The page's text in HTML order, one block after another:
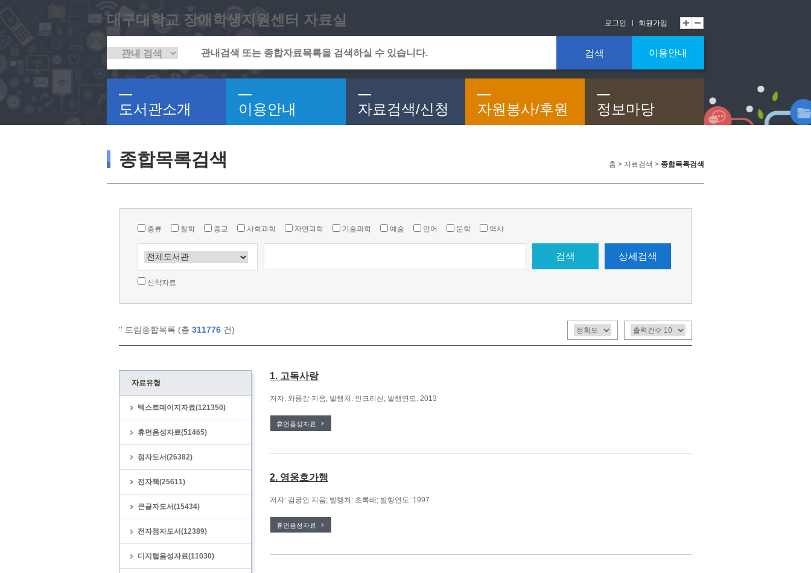
대구대학교 장애학생지원센터 자료실 로그인 회원가입
검색 이용안내
도서관소개 이용안내 자료검색/신청 자원봉사/후원 정보마당
종합목록검색 홈 > 자료검색 > 종합목록검색
총류 철학 종교 사회과학 자연과학 기술과학 예술 언어 문학 역사
검색 상세검색
신착자료
'' 드림종합목록 (총 311776 건)
자료유형
텍스트데이지자료(121350)
휴먼음성자료(51465)
점자도서(26382)
전자책(25611)
큰글자도서(15434)
전자점자도서(12389)
디지털음성자료(11030)
1. 고독사랑
저자: 와룡강 지음; 발행처: 인크리션; 발행연도: 2013
휴먼음성자료
2. 영웅호가행
저자: 검궁인 지음; 발행처: 초록배; 발행연도: 1997
휴먼음성자료